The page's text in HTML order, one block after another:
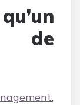
de
,